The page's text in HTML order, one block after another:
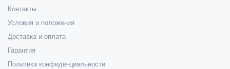
Контакты
Условия и положения
Доставка и оплата
Гарантия
Политика конфиденциальности